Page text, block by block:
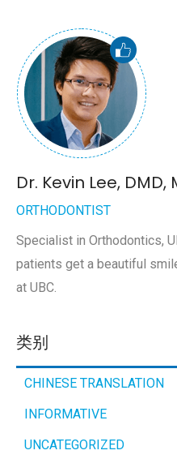
Dr. Kevin Lee, DMD,
ORTHODONTIST
Specialist in Orthodontics,
patients get a beautiful
at UBC.
类别
CHINESE TRANSLATION
INFORMATIVE
UNCATEGORIZED